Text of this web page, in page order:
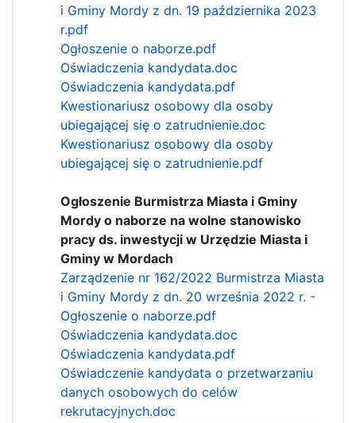
i Gminy Mordy z dn. 19 października 2023
r.pdf
Ogłoszenie o naborze.pdf
Oświadczenia kandydata.doc
Oświadczenia kandydata.pdf
Kwestionariusz osobowy dla osoby
ubiegającej się o zatrudnienie.doc
Kwestionariusz osobowy dla osoby
ubiegającej się o zatrudnienie.pdf
Ogłoszenie Burmistrza Miasta i Gminy
Mordy o naborze na wolne stanowisko
pracy ds. inwestycji w Urzędzie Miasta i
Gminy w Mordach
Zarządzenie nr 162/2022 Burmistrza Miasta
i Gminy Mordy z dn. 20 września 2022 r. -
Ogłoszenie o naborze.pdf
Oświadczenia kandydata.doc
Oświadczenia kandydata.pdf
Oświadczenie kandydata o przetwarzaniu
danych osobowych do celów
rekrutacyjnych.doc